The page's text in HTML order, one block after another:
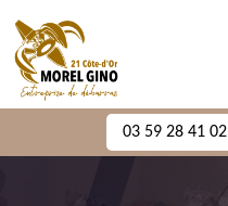
03 59 28 41 02